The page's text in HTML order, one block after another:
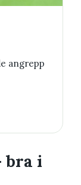
angrepp
bra i